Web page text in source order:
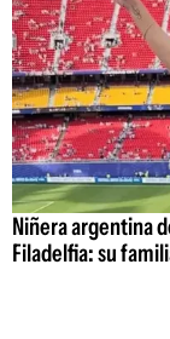
Niñera argentina
Filadelfia: su